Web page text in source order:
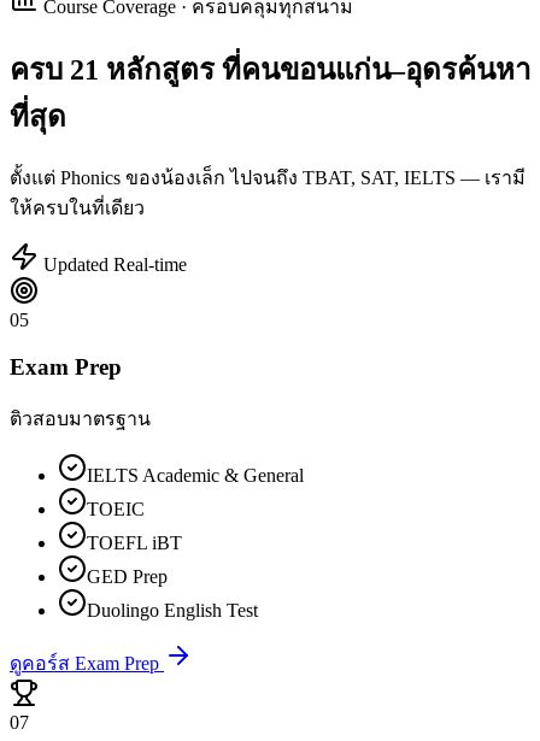
Course Coverage · ครอบคลุมทุกสนาม
ครบ 21 หลักสูตรที่คนขอนแก่น–อุดรค้นหา
ที่สุด
ตั้งแต่ Phonics ของน้องเล็ก ไปจนถึง TBAT, SAT, IELTS — เรามี
ให้ครบในที่เดียว
Updated Real-time
05
Exam Prep
ติวสอบมาตรฐาน
IELTS Academic & General
TOEIC
TOEFL iBT
GED Prep
Duolingo English Test
ดูคอร์ส Exam Prep
07